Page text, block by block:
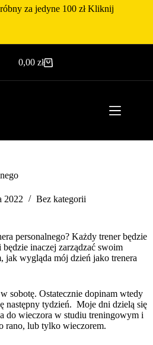
za jedyne 100 zł Kliknij
Koszyk
0,00 zł
2022 Bez kategorii
personalnego? Każdy trener będzie
inaczej zarządzać swoim
jak wygląda mój dzień jako trenera
sobotę. Ostatecznie dopinam wtedy
następny tydzień. Moje dni dzielą się
do wieczora w studiu treningowym i
rano, lub tylko wieczorem.